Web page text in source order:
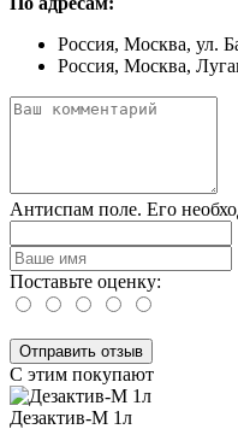
Россия, Москва, ул.
Россия, Москва,
Антиспам поле. Его
Поставьте оценку:
С этим покупают
Дезактив-М 1л